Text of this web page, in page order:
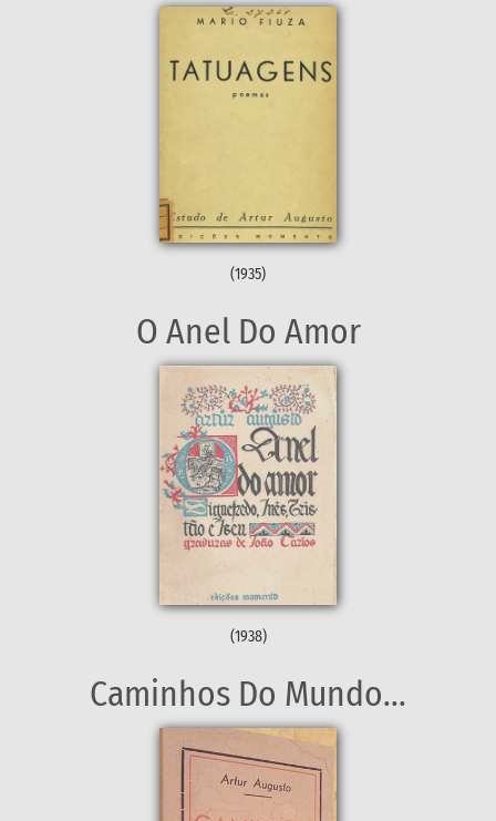
(1935)
O Anel Do Amor
(1938)
Caminhos Do Mundo...